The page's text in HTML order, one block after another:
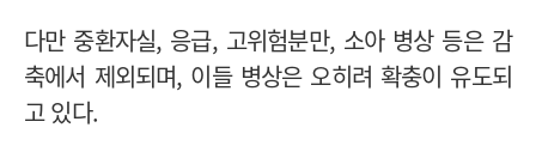
다만 중환자실, 응급, 고위험분만, 소아 병상 등은 감
축에서 제외되며, 이들 병상은 오히려 확충이 유도되
고 있다.